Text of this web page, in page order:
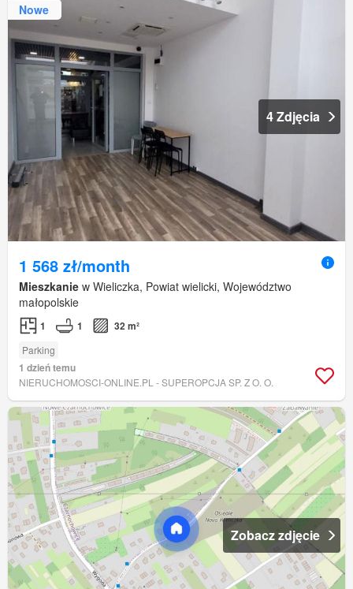
Nowe
4 Zdjęcia
1 568 zł/month
Mieszkanie w Wieliczka, Powiat wielicki, Województwo
małopolskie
1 1 32 m²
Parking
1 dzień temu
NIERUCHOMOSCI-ONLINE.PL - SUPEROPCJA SP. Z O. O.
Zobacz zdjęcie